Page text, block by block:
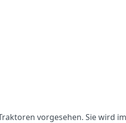
vorgesehen. Sie wird im